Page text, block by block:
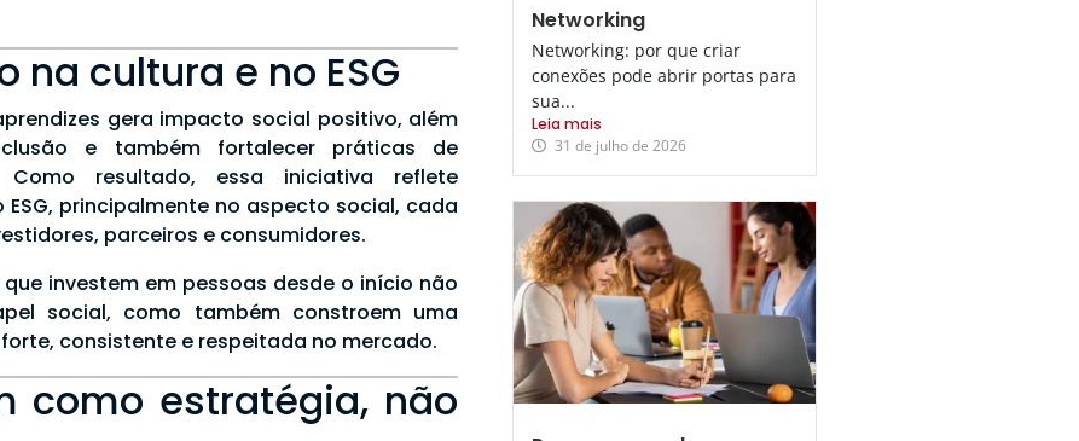
na cultura e no ESG
gera impacto social positivo, além
e também fortalecer práticas de
Como resultado, essa iniciativa reflete
principalmente no aspecto social, cada
parceiros e consumidores.
investem em pessoas desde o início não
social, como também constroem uma
consistente e respeitada no mercado.
como estratégia, não
Networking
Networking: por que criar
conexões pode abrir portas para
sua...
Leia mais
31 de julho de 2026